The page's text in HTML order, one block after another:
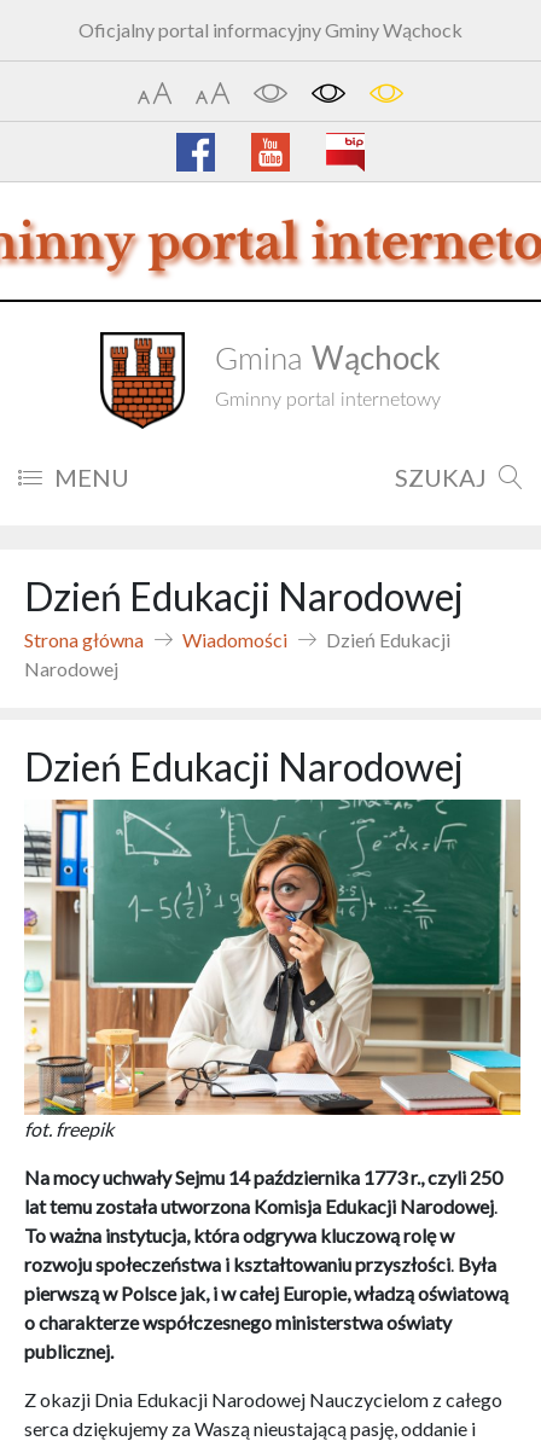
Oficjalny portal informacyjny Gminy Wąchock
Gmina Wąchock
Gminny portal internetowy
MENU SZUKAJ
Dzień Edukacji Narodowej
Strona główna Wiadomości
Dzień Edukacji
Narodowej
Dzień Edukacji Narodowej
fot. freepik
Na mocy uchwały Sejmu 14 października 1773 r., czyli 250
lat temu została utworzona Komisja Edukacji Narodowej.
To ważna instytucja, która odgrywa kluczową rolę w
rozwoju społeczeństwa i kształtowaniu przyszłości. Była
pierwszą w Polsce jak, i w całej Europie, władzą oświatową
o charakterze współczesnego ministerstwa oświaty
publicznej.
Z okazji Dnia Edukacji Narodowej Nauczycielom z całego
serca dziękujemy za Waszą nieustającą pasję, oddanie i